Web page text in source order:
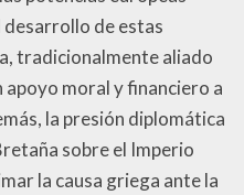
desarrollo de estas
tradicionalmente aliado
moral y financiero a
la presión diplomática
sobre el Imperio
la causa griega ante la